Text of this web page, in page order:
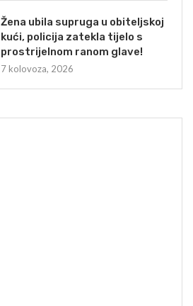
Žena ubila supruga u obiteljskoj
kući, policija zatekla tijelo s
prostrijelnom ranom glave!
7 kolovoza, 2026